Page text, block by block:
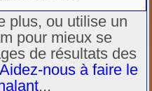
plus, ou utilise un
pour mieux se
de résultats des
Aidez-nous à faire le
...